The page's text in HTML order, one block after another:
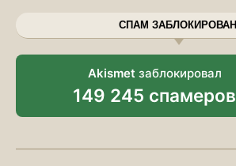
СПАМ ЗАБЛОКИРОВАН
Akismet заблокировал
149 245 спамеров